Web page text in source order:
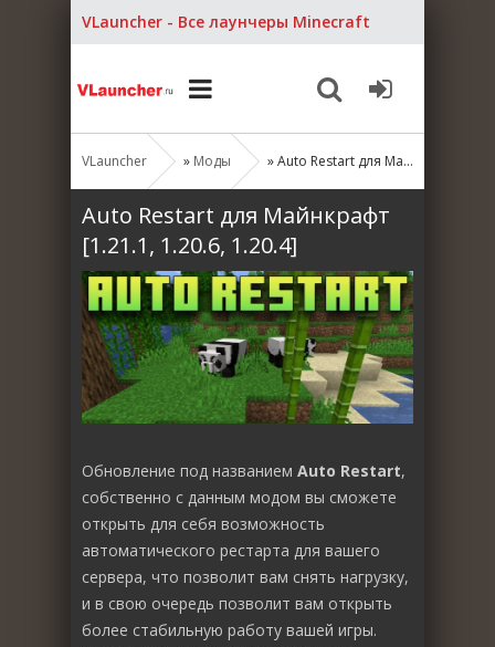
VLauncher - Все лаунчеры Minecraft
VLauncher » Моды » Auto Restart для Майнкрафт [1.21.1, 1.20.6, 1.20.4]
Auto Restart для Майнкрафт
[1.21.1, 1.20.6, 1.20.4]
Обновление под названием Auto Restart,
собственно с данным модом вы сможете
открыть для себя возможность
автоматического рестарта для вашего
сервера, что позволит вам снять нагрузку,
и в свою очередь позволит вам открыть
более стабильную работу вашей игры.